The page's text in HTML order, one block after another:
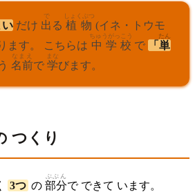
い だけ 出
で
る 植物
しょくぶつ
(イネ・トウモ
ます。 こちらは 中学校
ちゅうがっこう
で 「 単
たん
名前
なまえ
で 学
まな
びます。
つくり
3つ の 部分
ぶぶん
で できて います。